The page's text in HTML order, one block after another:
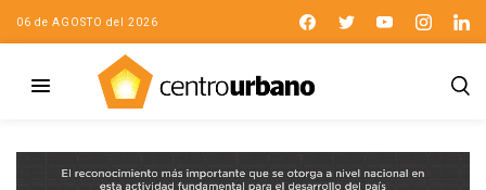
06 de AGOSTO del 2026